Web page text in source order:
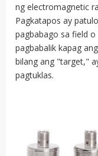
ng electromagnetic
Pagkatapos ay
pagbabago sa field
pagbabalik kapag
bilang ang "target,"
pagtuklas.